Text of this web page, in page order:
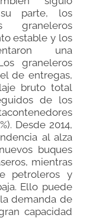
parte, los
graneleros
estable y los
una
graneleros
de entregas,
bruto total
de los
Desde 2014,
al alza
buques
mientras
petroleros y
Ello puede
demanda de
capacidad